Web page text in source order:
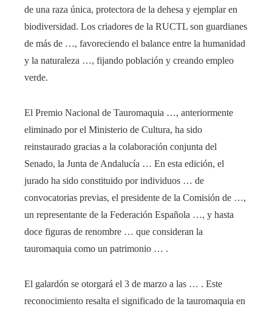
de una raza única, protectora de la dehesa y ejemplar en
biodiversidad. Los criadores de la RUCTL son guardianes
de más de …, favoreciendo el balance entre la humanidad
y la naturaleza …, fijando población y creando empleo
verde.
El Premio Nacional de Tauromaquia …, anteriormente
eliminado por el Ministerio de Cultura, ha sido
reinstaurado gracias a la colaboración conjunta del
Senado, la Junta de Andalucía … En esta edición, el
jurado ha sido constituido por individuos … de
convocatorias previas, el presidente de la Comisión de …,
un representante de la Federación Española …, y hasta
doce figuras de renombre … que consideran la
tauromaquia como un patrimonio … .
El galardón se otorgará el 3 de marzo a las … . Este
reconocimiento resalta el significado de la tauromaquia en